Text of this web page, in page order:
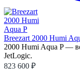
Breezart 2000 Humi
2000 Humi Aqua P —
JetLogic.
823 600 ₽